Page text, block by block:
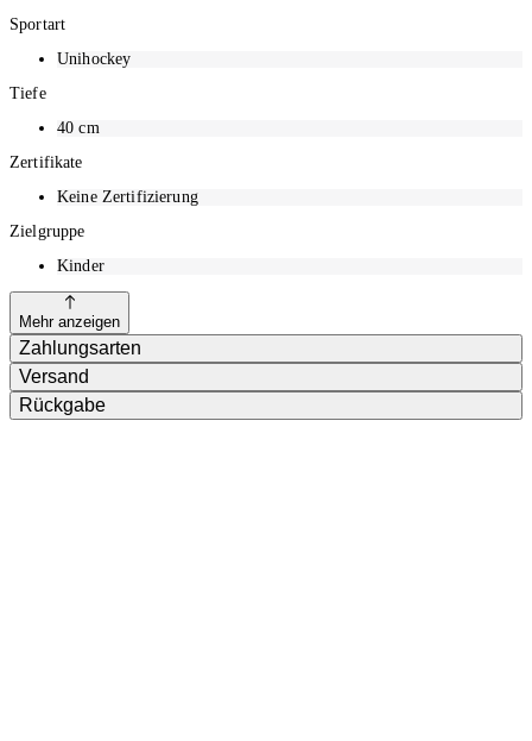
Sportart
Unihockey
Tiefe
40cm
Zertifikate
Keine Zertifizierung
Zielgruppe
Kinder
Mehr anzeigen
Zahlungsarten
Versand
Rückgabe